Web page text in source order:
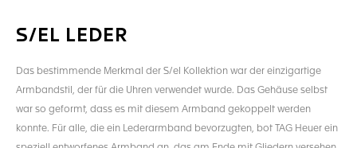
S/EL LEDER
Das bestimmende Merkmal der S/el Kollektion war der einzigartige
Armbandstil, der für die Uhren verwendet wurde. Das Gehäuse selbst
war so geformt, dass es mit diesem Armband gekoppelt werden
konnte. Für alle, die ein Lederarmband bevorzugten, bot TAG Heuer ein